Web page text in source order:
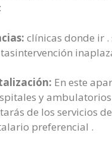
clínicas donde ir .
En este
y
de los servicios
preferencial .